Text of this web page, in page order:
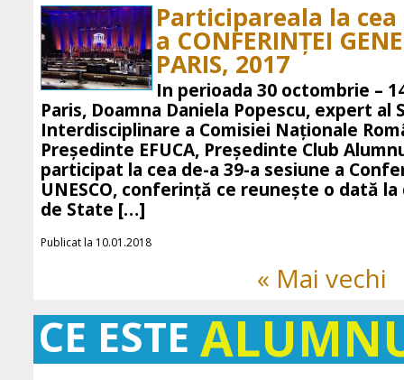
Participareala la cea
a CONFERINȚEI
PARIS, 2017
In perioada 30 octombrie –
Paris, Doamna Daniela Popescu, expert al
Interdisciplinare a Comisiei Naționale
Președinte EFUCA, Președinte Club
participat la cea de-a 39-a sesiune a
UNESCO, conferință ce reunește o dată
de State […]
Publicat la 10.01.2018
« Mai vechi
CE ESTE